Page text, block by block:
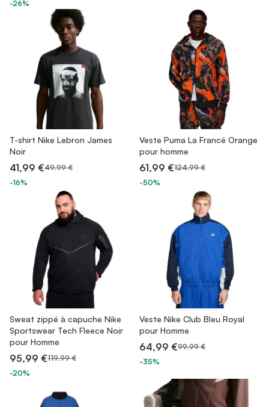
-26%
T-shirt Nike Lebron James
Noir
41,99 €49,99 €
-16%
Veste Puma La Francé Orange
pour homme
61,99 €124,99 €
-50%
Sweat zippé à capuche Nike
Sportswear Tech Fleece Noir
pour Homme
95,99 €119,99 €
-20%
Veste Nike Club Bleu Royal
pour Homme
64,99 €99,99 €
-35%